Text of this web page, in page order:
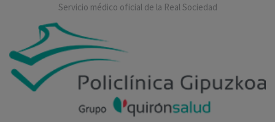
Servicio médico oficial de la Real Sociedad